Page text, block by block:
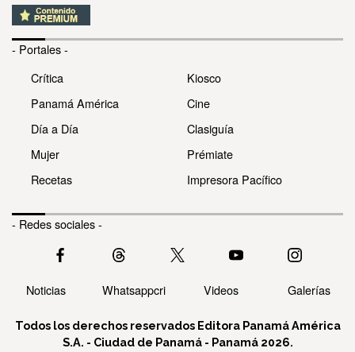
- Portales -
Crítica
Panamá América
Día a Día
Mujer
Recetas
Kiosco
Cine
Clasiguía
Prémiate
Impresora Pacífico
- Redes sociales -
Noticias Whatsappcri Videos Galerías
Todos los derechos reservados Editora Panamá América
S.A. - Ciudad de Panamá - Panamá 2026.